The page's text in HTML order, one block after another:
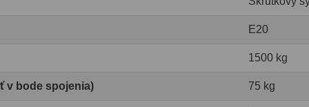
E20
1500 kg
v bode spojenia) 75 kg